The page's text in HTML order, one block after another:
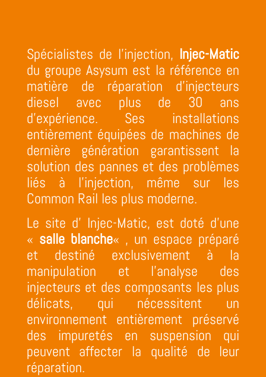
Spécialistes de l’injection, Injec-Matic
du groupe Asysum est la référence en
matière de réparation d’injecteurs
diesel avec plus de 30 ans
d’expérience. Ses installations
entièrement équipées de machines de
dernière génération garantissent la
solution des pannes et des problèmes
liés à l’injection, même sur les
Common Rail les plus moderne.
Le site d’ Injec-Matic, est doté d’une
« salle blanche« , un espace préparé
et destiné exclusivement à la
manipulation et l’analyse des
injecteurs et des composants les plus
délicats, qui nécessitent un
environnement entièrement préservé
des impuretés en suspension qui
peuvent affecter la qualité de leur
réparation.